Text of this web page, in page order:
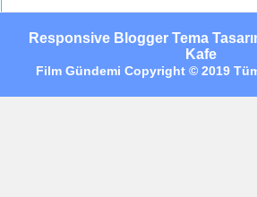
Responsive Blogger Tema
Kafe
Film Gündemi Copyright © 2019 Tüm